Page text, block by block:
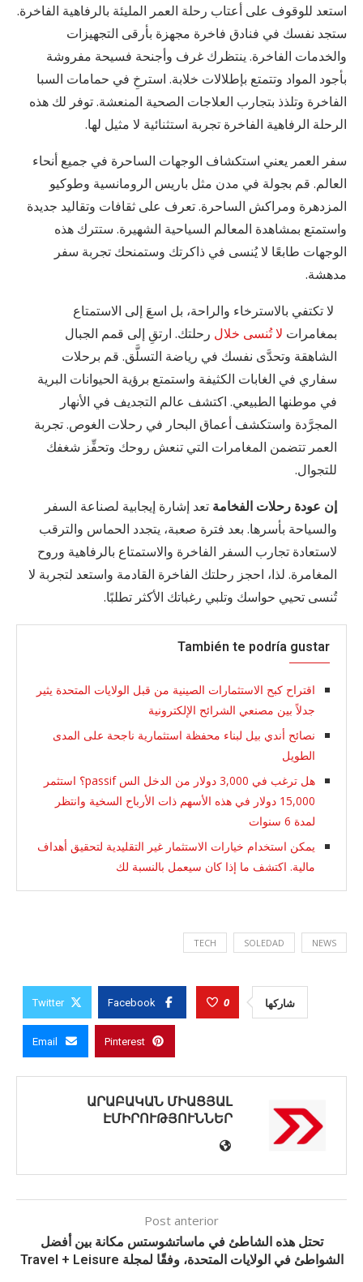
استعد للوقوف على أعتاب رحلة العمر المليئة بالرفاهية الفاخرة.
ستجد نفسك في فنادق فاخرة مجهزة بأرقى التجهيزات
والخدمات الفاخرة. ينتظرك غرف وأجنحة فسيحة مفروشة
بأجود المواد وتتمتع بإطلالات خلابة. استرخِ في حمامات السبا
الفاخرة وتلذذ بتجارب العلاجات الصحية المنعشة. توفر لك هذه
الرحلة الرفاهية الفاخرة تجربة استثنائية لا مثيل لها.
سفر العمر يعني استكشاف الوجهات الساحرة في جميع أنحاء
العالم. قم بجولة في مدن مثل باريس الرومانسية وطوكيو
المزدهرة ومراكش الساحرة. تعرف على ثقافات وتقاليد جديدة
واستمتع بمشاهدة المعالم السياحية الشهيرة. ستترك هذه
الوجهات طابعًا لا يُنسى في ذاكرتك وستمنحك تجربة سفر
مدهشة.
لا تكتفي بالاسترخاء والراحة، بل اسعَ إلى الاستمتاع
بمغامرات لا تُنسى خلال رحلتك. ارتقِ إلى قمم الجبال
الشاهقة وتحدَّى نفسك في رياضة التسلَّق. قم برحلات
سفاري في الغابات الكثيفة واستمتع برؤية الحيوانات البرية
في موطنها الطبيعي. اكتشف عالم التجديف في الأنهار
المجرَّدة واستكشف أعماق البحار في رحلات الغوص. تجربة
العمر تتضمن المغامرات التي تنعش روحك وتحفِّز شغفك
للتجوال.
إن عودة رحلات الفخامة تعد إشارة إيجابية لصناعة السفر
والسياحة بأسرها. بعد فترة صعبة، يتجدد الحماس والترقب
لاستعادة تجارب السفر الفاخرة والاستمتاع بالرفاهية وروح
المغامرة. لذا، احجز رحلتك الفاخرة القادمة واستعد لتجربة لا
تُنسى تحيي حواسك وتلبي رغباتك الأكثر تطلبًا.
También te podría gustar
اقتراح كبح الاستثمارات الصينية من قبل الولايات المتحدة يثير
جدلاً بين مصنعي الشرائح الإلكترونية
نصائح أندي بيل لبناء محفظة استثمارية ناجحة على المدى
الطويل
هل ترغب في 3,000 دولار من الدخل الس passif؟ استثمر
15,000 دولار في هذه الأسهم ذات الأرباح السخية وانتظر
لمدة 6 سنوات
يمكن استخدام خيارات الاستثمار غير التقليدية لتحقيق أهداف
مالية. اكتشف ما إذا كان سيعمل بالنسبة لك
NEWS
SOLEDAD
TECH
شاركها 0
Facebook
Twitter
Pinterest
Email
ԱՐԱԲԱԿԱՆ ՄԻԱՑՅԱԼ
ԷՄԻՐՈՒԹՅՈՒՆՆԵՐ
Post anterior
تحتل هذه الشاطئ في ماساتشوستس مكانة بين أفضل
الشواطئ في الولايات المتحدة، وفقًا لمجلة Travel + Leisure